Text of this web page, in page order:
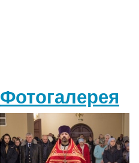
Фотогалерея